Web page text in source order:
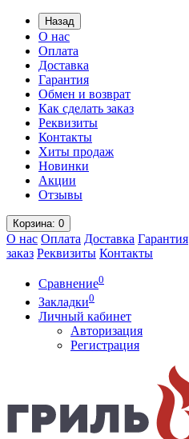
Назад
О нас
Оплата
Доставка
Гарантия
Обмен и возврат
Как сделать заказ
Реквизиты
Контакты
Хиты продаж
Новинки
Акции
Отзывы
Корзина: 0
О нас Оплата Доставка Гарантия
заказ Реквизиты Контакты
Сравнение0
Закладки0
Личный кабинет
Авторизация
Регистрация